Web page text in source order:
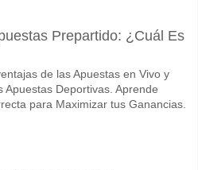
resultado correcto para
el Resultado Correcto de 2-0
Prepartido: ¿Cuál Es
de las Apuestas en Vivo y
Deportivas. Aprende
para Maximizar tus Ganancias.